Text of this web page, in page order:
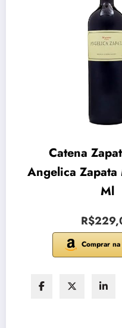
Catena
Angelica
Ml
Comprar